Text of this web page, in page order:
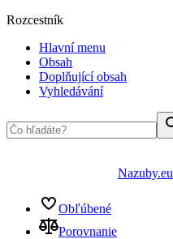
Rozcestník
Hlavní menu
Obsah
Doplňující obsah
Vyhledávání
Nazuby.eu
Obľúbené
Porovnanie